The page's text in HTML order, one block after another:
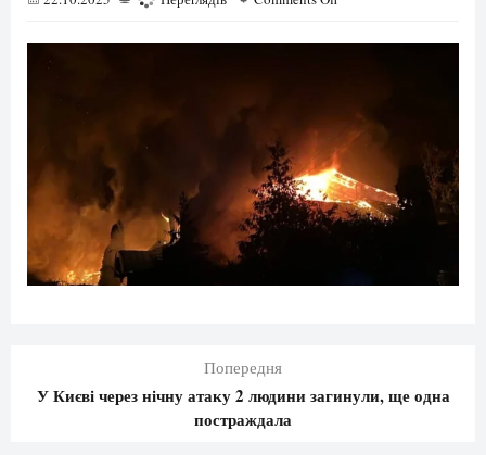
Попередня
У Києві через нічну атаку 2 людини загинули, ще одна
постраждала